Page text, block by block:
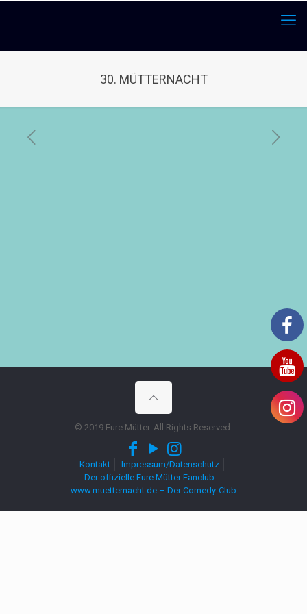
30. MÜTTERNACHT
© 2019 Eure Mütter. All Rights Reserved.
Kontakt
Impressum/Datenschutz
Der offizielle Eure Mütter Fanclub
www.muetternacht.de – Der Comedy-Club